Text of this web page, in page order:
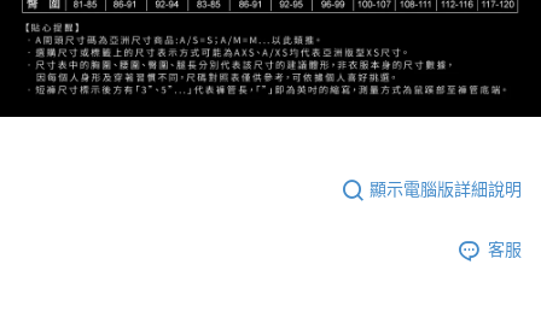
顯示電腦版詳細說明
客服